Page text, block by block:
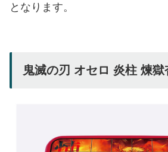
となります。
鬼滅の刃 オセロ 炎柱 煉獄